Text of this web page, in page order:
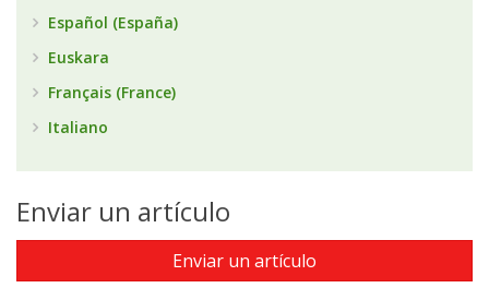
Español (España)
Euskara
Français (France)
Italiano
Enviar un artículo
Enviar un artículo